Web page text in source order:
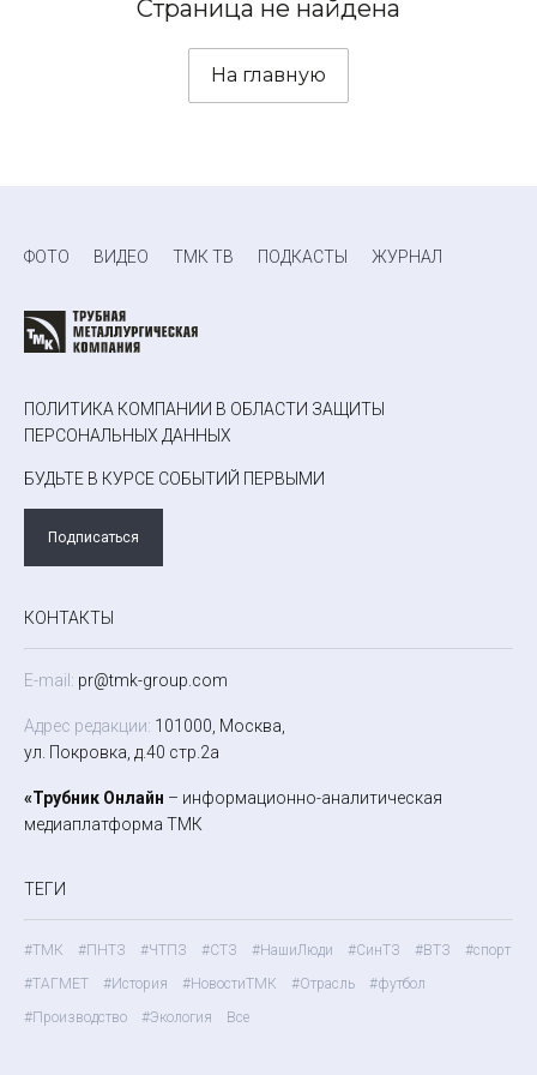
Страница не найдена
На главную
ФОТО ВИДЕО ТМК ТВ ПОДКАСТЫ ЖУРНАЛ
ПОЛИТИКА КОМПАНИИ В ОБЛАСТИ ЗАЩИТЫ
ПЕРСОНАЛЬНЫХ ДАННЫХ
БУДЬТЕ В КУРСЕ СОБЫТИЙ ПЕРВЫМИ
Подписаться
КОНТАКТЫ
E-mail: pr@tmk-group.com
Адрес редакции: 101000, Москва,
ул. Покровка, д.40 стр.2а
«Трубник Онлайн – информационно-аналитическая
медиаплатформа ТМК
ТЕГИ
#ТМК #ПНТЗ #ЧТПЗ #СТЗ #НашиЛюди #СинТЗ #ВТЗ
#спорт
#ТАГМЕТ
#История #НовостиТМК #Отрасль
#футбол
#Производство
#Экология Все